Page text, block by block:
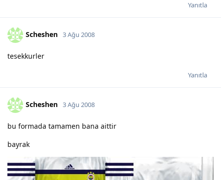
Yanıtla
Scheshen 3 Ağu 2008
tesekkurler
Yanıtla
Scheshen 3 Ağu 2008
bu formada tamamen bana aittir
bayrak